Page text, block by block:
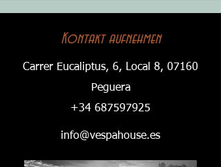
Kontakt aufnehmen
Carrer Eucaliptus, 6, Local 8, 07160
Peguera
+34 687597925
info@vespahouse.es